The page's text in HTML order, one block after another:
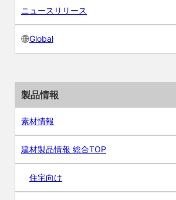
ニュースリリース
Global
製品情報
素材情報
建材製品情報 総合TOP
住宅向け